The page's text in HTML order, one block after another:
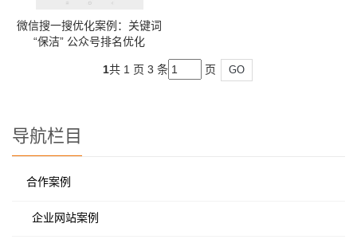
微信搜一搜优化案例：关键词
“保洁” 公众号排名优化
1共 1 页 3 条 页 GO
导航栏目
合作案例
企业网站案例